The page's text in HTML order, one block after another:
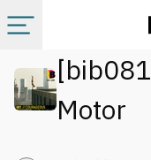
Categorie
[bib081
Motor